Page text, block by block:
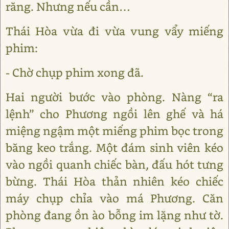
răng. Nhưng nếu cần…
Thái Hòa vừa đi vừa vung vẩy miếng
phim:
- Chờ chụp phim xong đã.
Hai người bước vào phòng. Nàng “ra
lệnh” cho Phương ngồi lên ghế và há
miệng ngậm một miếng phim bọc trong
băng keo trắng. Một đám sinh viên kéo
vào ngồi quanh chiếc bàn, đấu hót tưng
bừng. Thái Hòa thản nhiên kéo chiếc
máy chụp chỉa vào má Phương. Căn
phòng đang ồn ào bỗng im lặng như tờ.